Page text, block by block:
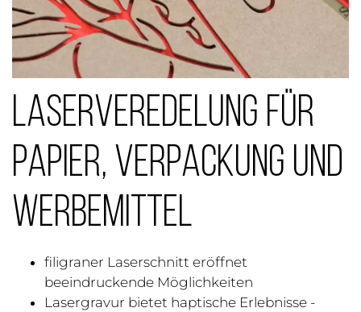
Laserveredelung für
Papier, Verpackung und
Werbemittel
filigraner Laserschnitt eröffnet
beeindruckende Möglichkeiten
Lasergravur bietet haptische Erlebnisse -